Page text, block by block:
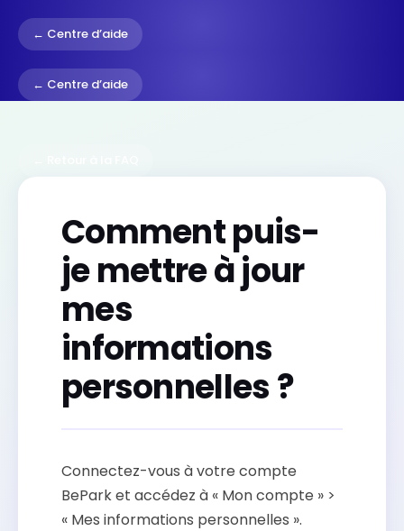
← Centre d’aide
← Centre d’aide
Comment puis-
je mettre à jour
mes
informations
personnelles ?
Connectez-vous à votre compte
BePark et accédez à « Mon compte » >
« Mes informations personnelles ».